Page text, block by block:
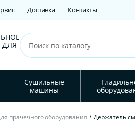
Доставка Контакты
ДЛЯ
Сушильные
машины
прачечного оборудования / Держатель